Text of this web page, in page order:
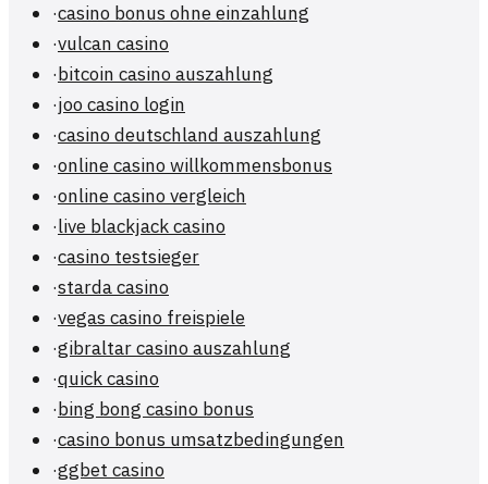
·casino bonus ohne einzahlung
·vulcan casino
·bitcoin casino auszahlung
·joo casino login
·casino deutschland auszahlung
·online casino willkommensbonus
·online casino vergleich
·live blackjack casino
·casino testsieger
·starda casino
·vegas casino freispiele
·gibraltar casino auszahlung
·quick casino
·bing bong casino bonus
·casino bonus umsatzbedingungen
·ggbet casino